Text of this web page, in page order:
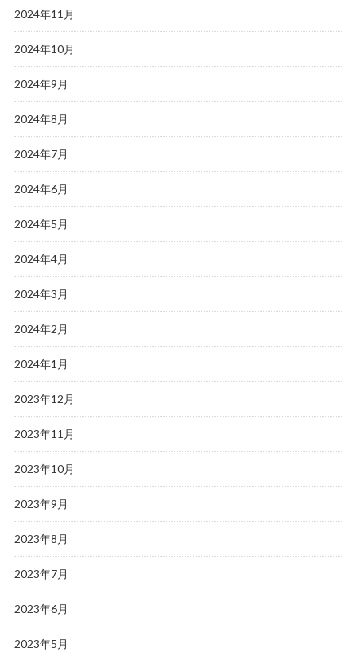
2024年11月
2024年10月
2024年9月
2024年8月
2024年7月
2024年6月
2024年5月
2024年4月
2024年3月
2024年2月
2024年1月
2023年12月
2023年11月
2023年10月
2023年9月
2023年8月
2023年7月
2023年6月
2023年5月